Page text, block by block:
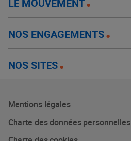
NOS ENGAGEMENTS
NOS SITES
Mentions légales
Charte des données personnelles